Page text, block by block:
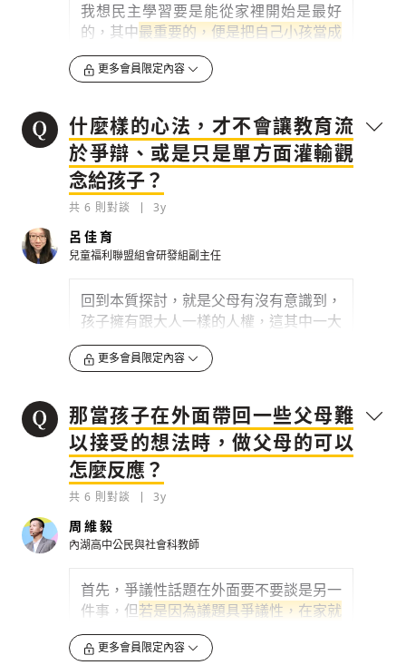
我想民主學習要是能從家裡開始是最好
的，其中最重要的，便是把自己小孩當成
一個大人。
因為即便是小孩，也是能給予我們很多觀
驗，就什麼都不懂，或是覺得他都不懂，
就都不跟他聊，但這樣很容易喪失「教學
相長」的機會。
美國教育哲學家杜威曾...
0
檢舉留言
更多會員限定內容
什麼樣的心法，才不會讓教育流
於爭辯、或是只是單方面灌輸觀
念給孩子？
共 6 則對談 3y
呂佳育
兒童福利聯盟組會研發組副主任
回到本質探討，就是父母有沒有意識到，
孩子擁有跟大人一樣的人權，這其中一大
原則，就是孩子的意見要被尊重，他也擁
有表達意見的權利，也就是表意權。
共事務參與方面，也都是希望能有更多兒
少的聲音進來，如果讓孩子失去這些參與
的學習機會。很多時候大人可以先放下心
中的陳見，比如像是亞洲文化裡，總是叫
小孩「聽一聽就不要多嘴」，但孩子們...
0
更多會員限定內容
那當孩子在外面帶回一些父母難
以接受的想法時，做父母的可以
怎麼反應？
共 6 則對談 3y
周維毅
內湖高中公民與社會科教師
首先，爭議性話題在外面要不要談是另一
件事，但若是因為議題具爭議性，在家就
不談的話，孩子就會失去去理解另一面見
解的可能性。
更多會員限定內容